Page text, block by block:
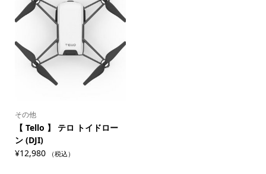
その他
【 Tello 】 テロ トイドロー
ン (DJI)
¥12,980 （税込）